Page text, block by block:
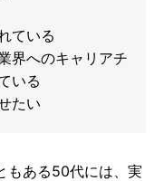
ている
界へのキャリアチ
いる
たい
もある50代には、実